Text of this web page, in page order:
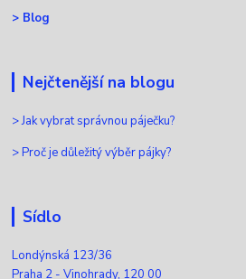
> Blog
Nejčtenější na blogu
>Jak vybrat správnou páječku?
>Proč je důležitý výběr pájky?
Sídlo
Londýnská 123/36
Praha 2 - Vinohrady, 120 00